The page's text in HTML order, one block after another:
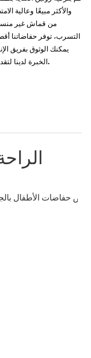
والأكثر مبيعًا وعالية
من قماش غير
التسرب، توفر حفاضاتنا
الخبرة لدينا لتقديم منتجات عالية الجودة مع توصيل سريع وخيارات دفع مرنة.